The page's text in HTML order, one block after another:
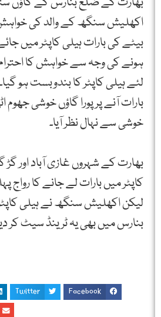
اکھلیش سنگھ کے والد کی
بیٹے کی بارات ہیلی کاپٹر میں
ہونے کی وجہ سے خواہش کا احترام
لئے ہیلی کاپٹر کا بندوبست ہو
بارات آنے پر پورا گاؤں خوشی جھوم
خوشی سے نہال نظر آیا۔
بھارت کے شہروں غازی آباد اور گڑ
کاپٹر میں بارات لے جانے کا
لیکن اکھلیش سنگھ نے ہیلی
بنارس میں بھی یہ ٹرینڈ سیٹ کر
Facebook
Twitter